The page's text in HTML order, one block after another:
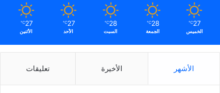
27
℃
الخميس
28
℃
الجمعة
28
℃
السبت
27
℃
الأحد
27
℃
الأثنين
الأشهر الأخيرة تعليقات